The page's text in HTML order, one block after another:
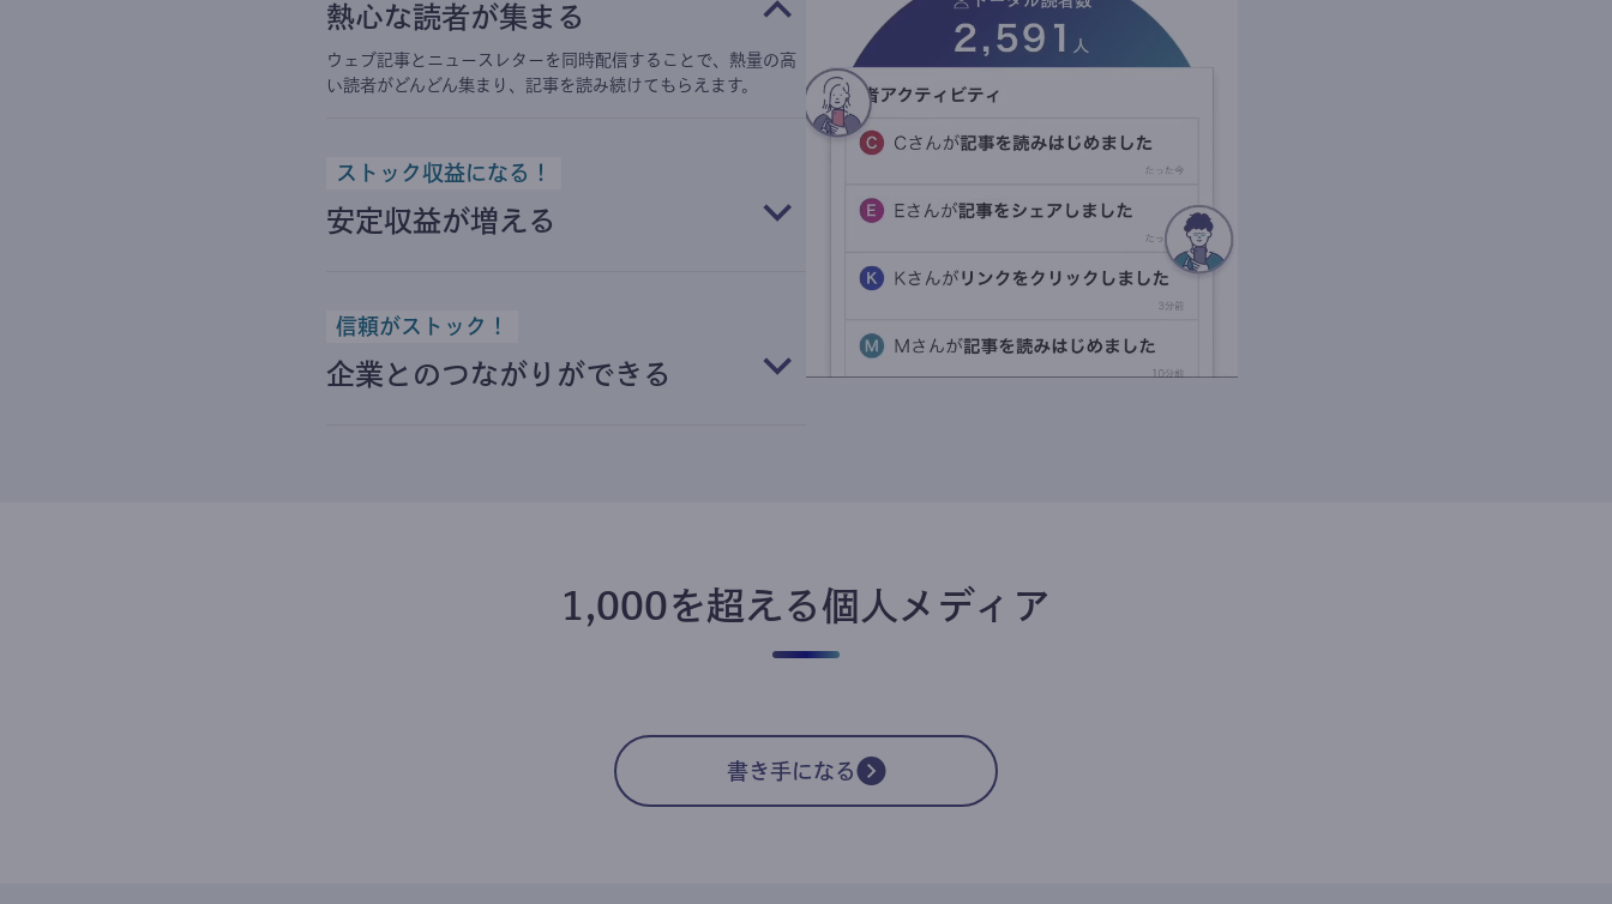
熱心な読者が集まる
ウェブ記事とニュースレターを同時配信することで、熱量の高
い読者がどんどん集まり、記事を読み続けてもらえます。
ストック収益になる！
安定収益が増える
信頼がストック！
企業とのつながりができる
1,000を超える個人メディア
書き手になる